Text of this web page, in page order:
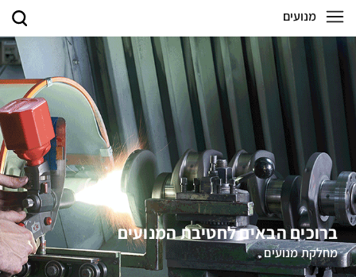
מנועים
ברוכים הבאים לחטיבת המנועים
מחלקת מנועים